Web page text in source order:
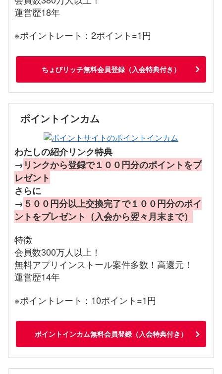
運営歴18年
※ポイントレート：2ポイント=1円
ちょびリッチ無料会員登録（入会特典付き）
ポイントインカム
わたしの紹介リンク特典
→ リンクから登録で１００円分のポイントをプ
レゼント
さらに
→ ５００円分以上交換完了で１００円分のポイ
ントをプレゼント（入会から翌々月末まで）
特徴
会員数300万人以上！
無料アプリインストール案件多数！高還元！
運営歴14年
※ポイントレート：10ポイント=1円
ポイントインカム無料会員登録（入会特典付き）